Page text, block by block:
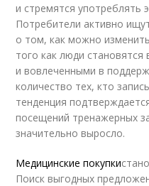
и стремятся употреблять
Потребители активно
о том, как можно
того как люди
и вовлеченными в
количество тех, кто
тенденция
посещений тренажерных
значительно выросло.
Медицинские покупки
Поиск выгодных